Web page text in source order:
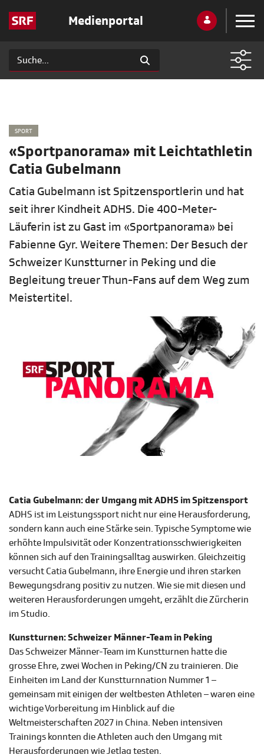
Medienportal
SPORT
«Sportpanorama» mit Leichtathletin
Catia Gubelmann
Catia Gubelmann ist Spitzensportlerin und hat
seit ihrer Kindheit ADHS. Die 400-Meter-
Läuferin ist zu Gast im «Sportpanorama» bei
Fabienne Gyr. Weitere Themen: Der Besuch der
Schweizer Kunstturner in Peking und die
Begleitung treuer Thun-Fans auf dem Weg zum
Meistertitel.
Catia Gubelmann: der Umgang mit ADHS im Spitzensport
ADHS ist im Leistungssport nicht nur eine Herausforderung,
sondern kann auch eine Stärke sein. Typische Symptome wie
erhöhte Impulsivität oder Konzentrationsschwierigkeiten
können sich auf den Trainingsalltag auswirken. Gleichzeitig
versucht Catia Gubelmann, ihre Energie und ihren starken
Bewegungsdrang positiv zu nutzen. Wie sie mit diesen und
weiteren Herausforderungen umgeht, erzählt die Zürcherin
im Studio.
Kunstturnen: Schweizer Männer-Team in Peking
Das Schweizer Männer-Team im Kunstturnen hatte die
grosse Ehre, zwei Wochen in Peking/CN zu trainieren. Die
Einheiten im Land der Kunstturnnation Nummer 1 –
gemeinsam mit einigen der weltbesten Athleten – waren eine
wichtige Vorbereitung im Hinblick auf die
Weltmeisterschaften 2027 in China. Neben intensiven
Trainings konnten die Athleten auch den Umgang mit
Herausforderungen wie Jetlag testen.